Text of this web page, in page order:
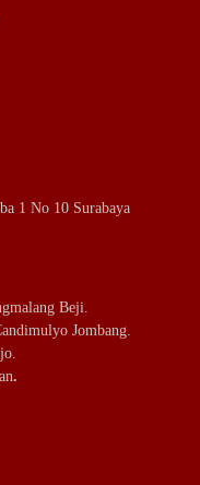
1 No 10 Surabaya
Beji.
Jombang.
.